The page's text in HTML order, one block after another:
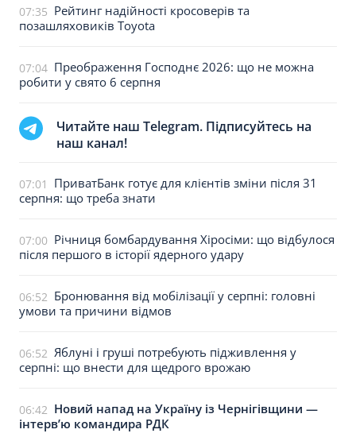
07:35 Рейтинг надійності кросоверів та
позашляховиків Toyota
07:04 Преображення Господнє 2026: що не можна
робити у свято 6 серпня
Читайте наш Telegram. Підписуйтесь на
наш канал!
07:01
ПриватБанк готує для клієнтів зміни після 31
серпня: що треба знати
07:00 Річниця бомбардування Хіросіми: що відбулося
після першого в історії ядерного удару
06:52 Бронювання від мобілізації у серпні: головні
умови та причини відмов
06:52 Яблуні і груші потребують підживлення у
серпні: що внести для щедрого врожаю
06:42 Новий напад на Україну із Чернігівщини —
інтервʼю командира РДК